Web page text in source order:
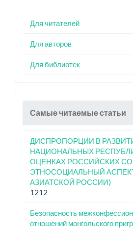
Для читателей
Для авторов
Для библиотек
Самые читаемые статьи
ДИСПРОПОРЦИИ В
НАЦИОНАЛЬНЫХ
ОЦЕНКАХ РОССИЙСКИХ
ЭТНОСОЦИАЛЬНЫЙ
АЗИАТСКОЙ РОССИИ)
1212
Безопасность
отношений монгольского